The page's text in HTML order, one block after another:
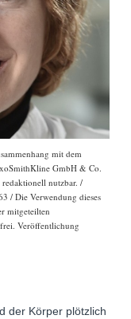
mit dem
GmbH & Co.
nutzbar. /
/ Die Verwendung dieses
mitgeteilten
Veröffentlichung
der Körper plötzlich